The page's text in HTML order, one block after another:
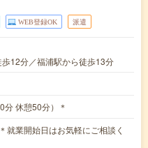
WEB登録OK 派遣
12分／福浦駅から徒歩13分
休憩50分）＊
就業開始日はお気軽にご相談く